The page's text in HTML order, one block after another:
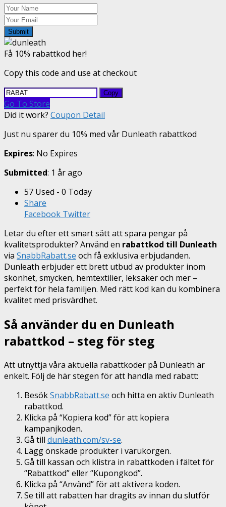
Submit
Få 10% rabattkod her!
Copy this code and use at checkout
Copy
Go To Store
Did it work? Coupon Detail
Just nu sparer du 10% med vår Dunleath rabattkod
Expires: No Expires
Submitted: 1 år ago
57 Used - 0 Today
Share
Facebook Twitter
Letar du efter ett smart sätt att spara pengar på
kvalitetsprodukter? Använd en rabattkod till Dunleath
via SnabbRabatt.se och få exklusiva erbjudanden.
Dunleath erbjuder ett brett utbud av produkter inom
skönhet, smycken, hemtextilier, leksaker och mer –
perfekt för hela familjen. Med rätt kod kan du kombinera
kvalitet med prisvärdhet.
Så använder du en Dunleath
rabattkod – steg för steg
Att utnyttja våra aktuella rabattkoder på Dunleath är
enkelt. Följ de här stegen för att handla med rabatt:
BesökSnabbRabatt.se och hitta en aktiv Dunleath
rabattkod.
Klicka på “Kopiera kod” för att kopiera
kampanjkoden.
Gå till dunleath.com/sv-se.
Lägg önskade produkter i varukorgen.
Gå till kassan och klistra in rabattkoden i fältet för
“Rabattkod” eller “Kupongkod”.
Klicka på “Använd” för att aktivera koden.
Se till att rabatten har dragits av innan du slutför